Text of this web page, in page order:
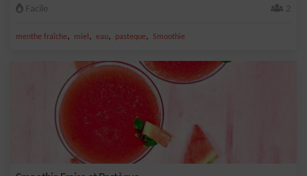
Facile 2
menthe fraîche, miel , eau, pasteque, Smoothie